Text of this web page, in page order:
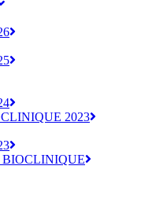
2023
BIOCLINIQUE